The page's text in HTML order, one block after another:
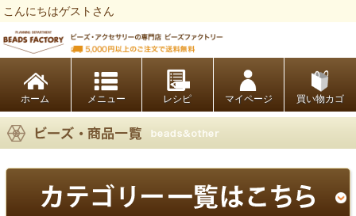
こんにちはゲストさん
ホーム レシピ マイページ 買い物カゴ